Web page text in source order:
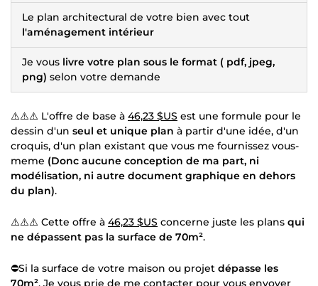
Le plan architectural de votre bien avec tout
l'aménagement intérieur
Je vous livre votre plan sous le format ( pdf, jpeg,
png) selon votre demande
⚠️⚠️⚠️ L'offre de base à 46,23 $US est une formule pour le
dessin d'un seul et unique plan à partir d'une idée, d'un
croquis, d'un plan existant que vous me fournissez vous-
meme (Donc aucune conception de ma part, ni
modélisation, ni autre document graphique en dehors
du plan).
⚠️⚠️⚠️ Cette offre à 46,23 $US concerne juste les plans qui
ne dépassent pas la surface de 70m².
⛔Si la surface de votre maison ou projet dépasse les
70m², Je vous prie de me contacter pour vous envoyer